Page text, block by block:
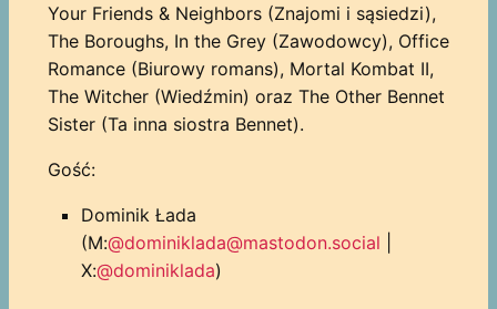
Your Friends & Neighbors (Znajomi i sąsiedzi),
The Boroughs, In the Grey (Zawodowcy), Office
Romance (Biurowy romans), Mortal Kombat II,
The Witcher (Wiedźmin) oraz The Other Bennet
Sister (Ta inna siostra Bennet).
Gość:
Dominik Łada
(M:@dominiklada@mastodon.social
X:@dominiklada)